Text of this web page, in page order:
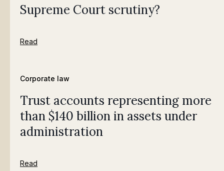
Supreme Court scrutiny?
Read
Corporate law
Trust accounts representing more
than $140 billion in assets under
administration
Read